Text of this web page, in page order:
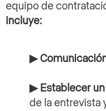
equipo de
incluye:
▶
▶ Establecer
de la entrevista